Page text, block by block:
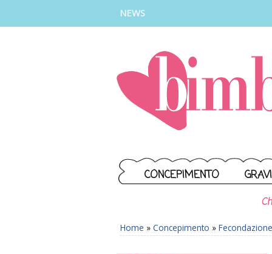
NEWS
CONCEPIMENTO
Home » Concepimento »